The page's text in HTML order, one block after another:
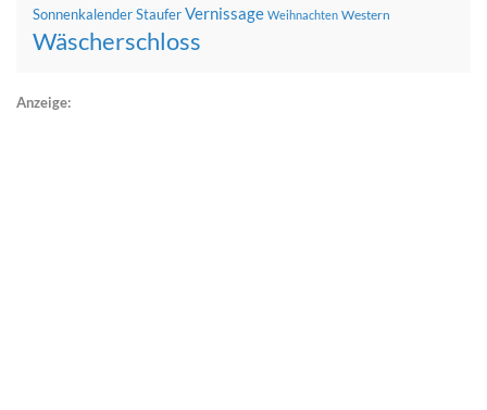
SonnenkalenderStauferVernissage Weihnachten Western
Wäscherschloss
Anzeige: